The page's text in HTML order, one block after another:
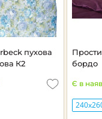
пухова
К2
бордо
Є в